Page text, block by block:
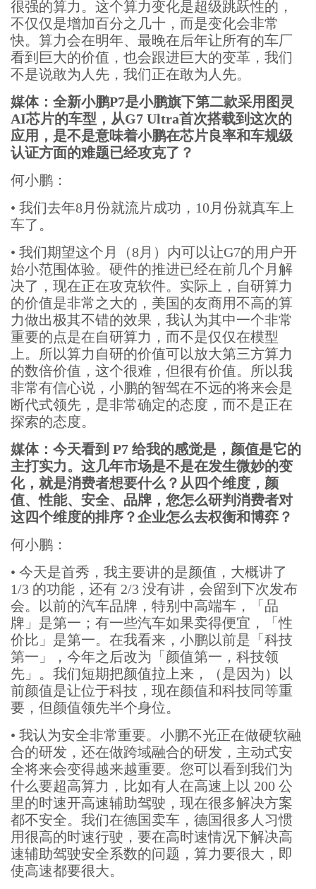
很强的算力。这个算力变化是超级跳跃性的，
不仅仅是增加百分之几十，而是变化会非常
快。算力会在明年、最晚在后年让所有的车厂
看到巨大的价值，也会跟进巨大的变革，我们
不是说敢为人先，我们正在敢为人先。
媒体：全新小鹏P7是小鹏旗下第二款采用图灵
AI芯片的车型，从G7 Ultra首次搭载到这次的
应用，是不是意味着小鹏在芯片良率和车规级
认证方面的难题已经攻克了？
何小鹏：
• 我们去年8月份就流片成功，10月份就真车上
车了。
• 我们期望这个月（8月）内可以让G7的用户开
始小范围体验。硬件的推进已经在前几个月解
决了，现在正在攻克软件。实际上，自研算力
的价值是非常之大的，美国的友商用不高的算
力做出极其不错的效果，我认为其中一个非常
重要的点是在自研算力，而不是仅仅在模型
上。所以算力自研的价值可以放大第三方算力
的数倍价值，这个很难，但很有价值。所以我
非常有信心说，小鹏的智驾在不远的将来会是
断代式领先，是非常确定的态度，而不是正在
探索的态度。
媒体：今天看到 P7 给我的感觉是，颜值是它的
主打实力。这几年市场是不是在发生微妙的变
化，就是消费者想要什么？从四个维度，颜
值、性能、安全、品牌，您怎么研判消费者对
这四个维度的排序？企业怎么去权衡和博弈？
何小鹏：
• 今天是首秀，我主要讲的是颜值，大概讲了
1/3 的功能，还有 2/3 没有讲，会留到下次发布
会。以前的汽车品牌，特别中高端车，「品
牌」是第一；有一些汽车如果卖得便宜，「性
价比」是第一。在我看来，小鹏以前是「科技
第一」，今年之后改为「颜值第一，科技领
先」。我们短期把颜值拉上来，（是因为）以
前颜值是让位于科技，现在颜值和科技同等重
要，但颜值领先半个身位。
• 我认为安全非常重要。小鹏不光正在做硬软融
合的研发，还在做跨域融合的研发，主动式安
全将来会变得越来越重要。您可以看到我们为
什么要超高算力，比如有人在高速上以 200 公
里的时速开高速辅助驾驶，现在很多解决方案
都不安全。我们在德国卖车，德国很多人习惯
用很高的时速行驶，要在高时速情况下解决高
速辅助驾驶安全系数的问题，算力要很大，即
使高速都要很大。